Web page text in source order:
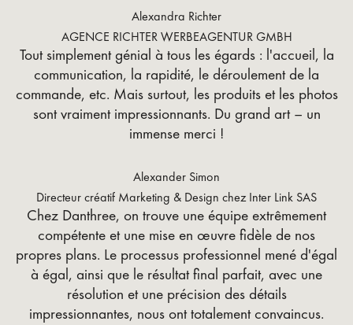
Alexandra Richter
AGENCE RICHTER WERBEAGENTUR GMBH
Tout simplement génial à tous les égards : l'accueil, la
communication, la rapidité, le déroulement de la
commande, etc. Mais surtout, les produits et les photos
sont vraiment impressionnants. Du grand art – un
immense merci !
Alexander Simon
Directeur créatif Marketing & Design chez Inter Link SAS
Chez Danthree, on trouve une équipe extrêmement
compétente et une mise en œuvre fidèle de nos
propres plans. Le processus professionnel mené d'égal
à égal, ainsi que le résultat final parfait, avec une
résolution et une précision des détails
impressionnantes, nous ont totalement convaincus.